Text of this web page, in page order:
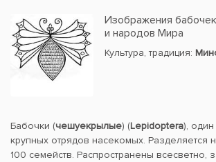
Изображения
и народов Мира
Культура, традиция:
Бабочки (чешуекрылые) (Lepidoptera),
крупных отрядов насекомых. Разделяется
100 семейств. Распространены всесветно,